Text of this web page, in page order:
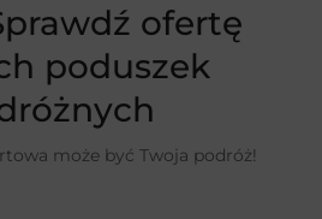
ofertę
poduszek
może być Twoja podróż!